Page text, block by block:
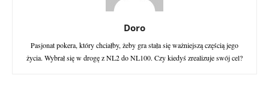
Doro
Pasjonat pokera, który chciałby, żeby gra stała się ważniejszą częścią jego
życia. Wybrał się w drogę z NL2 do NL100. Czy kiedyś zrealizuje swój cel?